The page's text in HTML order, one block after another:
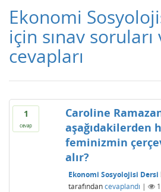
Ekonomi
için sınav soruları
cevapları
1
cevap
Caroline
aşağıdakilerden
feminizmin
alır?
Ekonomi Sosyolojisi Dersi
tarafından cevaplandı |